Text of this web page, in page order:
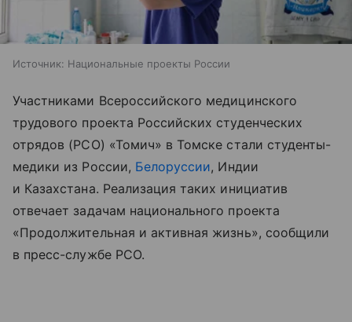
Источник: Национальные проекты России
Участниками Всероссийского медицинского
трудового проекта Российских студенческих
отрядов (РСО) «Томич» в Томске стали студенты-
медики из России, Белоруссии, Индии
и Казахстана. Реализация таких инициатив
отвечает задачам национального проекта
«Продолжительная и активная жизнь», сообщили
в пресс-службе РСО.